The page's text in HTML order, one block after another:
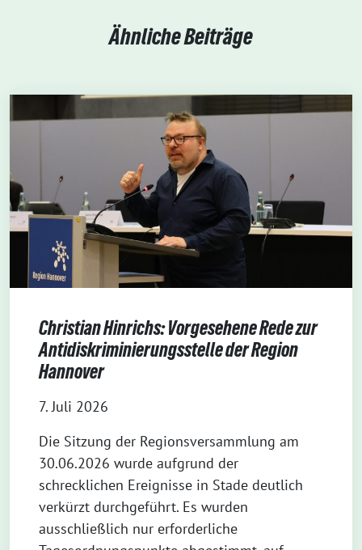
Ähnliche Beiträge
Christian Hinrichs: Vorgesehene Rede zur
Antidiskriminierungsstelle der Region
Hannover
7. Juli 2026
Die Sitzung der Regionsversammlung am
30.06.2026 wurde aufgrund der
schrecklichen Ereignisse in Stade deutlich
verkürzt durchgeführt. Es wurden
ausschließlich nur erforderliche